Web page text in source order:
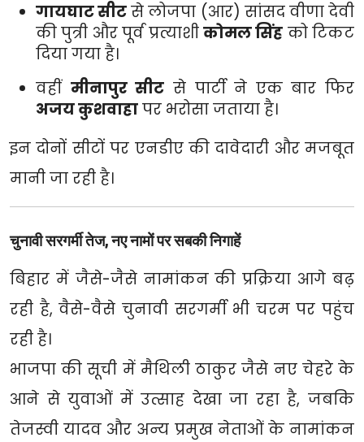
गायघाट सीटसे लोजपा (आर) सांसद वीणा देवी
की पुत्री और पूर्व प्रत्याशीकोमल सिंह को टिकट
दिया गया है।
वहीं मीनापुर सीट से पार्टी ने एक बार फिर
अजय कुशवाहापर भरोसा जताया है।
इन दोनों सीटों पर एनडीए की दावेदारी और मजबूत
मानी जा रही है।
चुनावी सरगर्मी तेज, नए नामों पर सबकी निगाहें
बिहार में जैसे-जैसे नामांकन की प्रक्रिया आगे बढ़
रही है, वैसे-वैसे चुनावी सरगर्मी भी चरम पर पहुंच
रही है।
भाजपा की सूची में मैथिली ठाकुर जैसे नए चेहरे के
आने से युवाओं में उत्साह देखा जा रहा है, जबकि
तेजस्वी यादव और अन्य प्रमुख नेताओं के नामांकन